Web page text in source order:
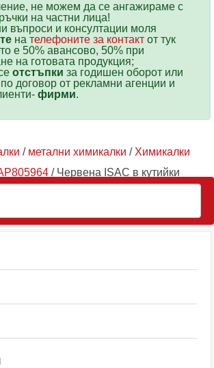
не можем да се ангажираме с
на частни лица!
въпроси и консултации моля
на телефоните за контакт от тук
е 50% авансово, 50% при
на готовата продукция;
отстъпки за годишен оборот или
договор от рекламни агенции и
фирми.
/ метални химикалки / Химикалки
/ Червена ISAC в кутийки